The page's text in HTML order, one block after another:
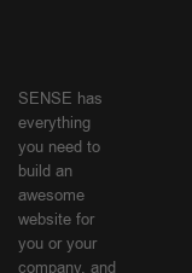
SENSE has
everything
you need to
build an
awesome
website for
you or your
company, and